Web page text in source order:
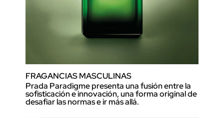
FRAGANCIAS MASCULINAS
Prada Paradigme presenta una fusión entre la
sofisticación e innovación, una forma original de
desafiar las normas e ir más allá.